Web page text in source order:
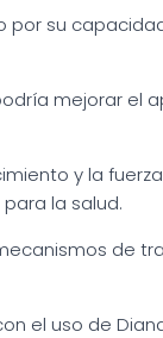
su
mejorar el
y la
la salud.
de
el uso de